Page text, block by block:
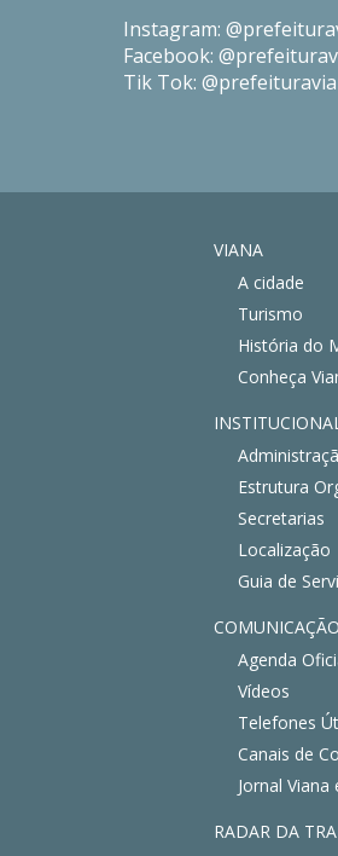
Instagram:
Facebook:
Tik Tok:
VIANA
A cidade
Turismo
História do
Conheça
INSTITUCIONAL
Estrutura
Secretarias
Localização
Guia de
COMUNICAÇÃO
Agenda
Vídeos
Telefones
Canais de
Jornal Viana
RADAR DA